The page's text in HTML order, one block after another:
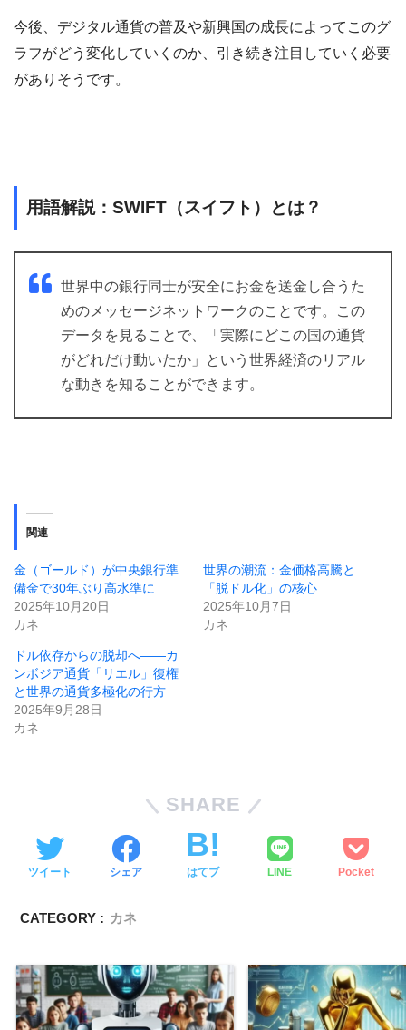
今後、デジタル通貨の普及や新興国の成長によってこのグ
ラフがどう変化していくのか、引き続き注目していく必要
がありそうです。
用語解説：SWIFT（スイフト）とは？
世界中の銀行同士が安全にお金を送金し合うた
めのメッセージネットワークのことです。この
データを見ることで、「実際にどこの国の通貨
がどれだけ動いたか」という世界経済のリアル
な動きを知ることができます。
関連
金（ゴールド）が中央銀行準
備金で30年ぶり高水準に
2025年10月20日
カネ
世界の潮流：金価格高騰と
「脱ドル化」の核心
2025年10月7日
カネ
ドル依存からの脱却へ——カ
ンボジア通貨「リエル」復権
と世界の通貨多極化の行方
2025年9月28日
カネ
SHARE
ツイート シェア はてブ LINE Pocket
CATEGORY : カネ